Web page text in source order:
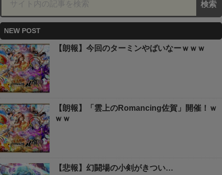
NEW POST
【朗報】今回のターミンやばいなーｗｗｗ
【朗報】「雲上のRomancing佐賀」開催！ｗ
ｗｗ
【悲報】幻闘場の小剣がきつい…